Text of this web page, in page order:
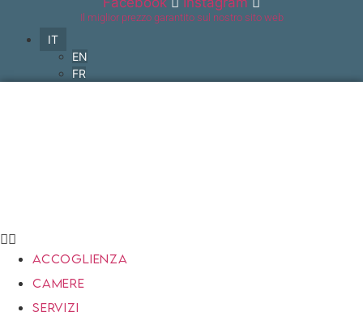
contenuto
Il miglior prezzo garantito sul nostro sito web
IT
EN
FR
ACCOGLIENZA
CAMERE
SERVIZI